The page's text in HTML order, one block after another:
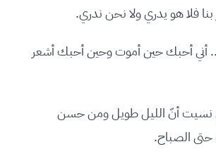
فلا هو يدري ولا نحن ندري.
أني أحبك حين أموت وحين أحبك أشعر
أنّ الليل طويل ومن حسن
الصباح.